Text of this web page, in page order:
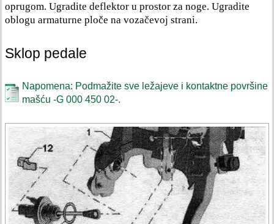
oprugom. Ugradite deflektor u prostor za noge. Ugradite
oblogu armaturne ploče na vozačevoj strani.
Sklop pedale
Napomena: Podmažite sve ležajeve i kontaktne površine
mašću -G 000 450 02-.